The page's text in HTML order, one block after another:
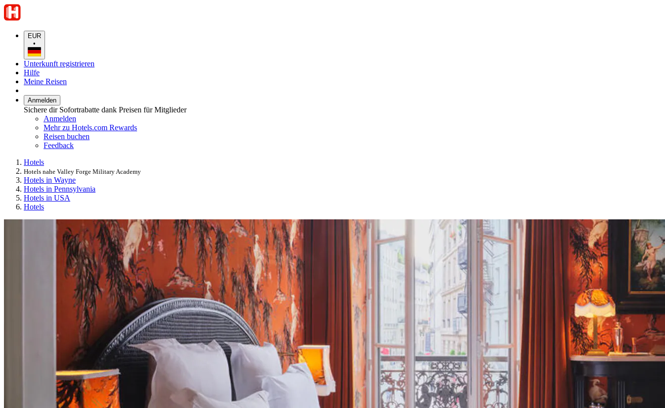
EUR
•
Unterkunft registrieren
Hilfe
Meine Reisen
Anmelden
Sichere dir Sofortrabatte dank Preisen für Mitglieder
Anmelden
Mehr zu Hotels.com Rewards
Reisen buchen
Feedback
Hotels
Hotels nahe Valley Forge Military Academy
Hotels in Wayne
Hotels in Pennsylvania
Hotels in USA
Hotels